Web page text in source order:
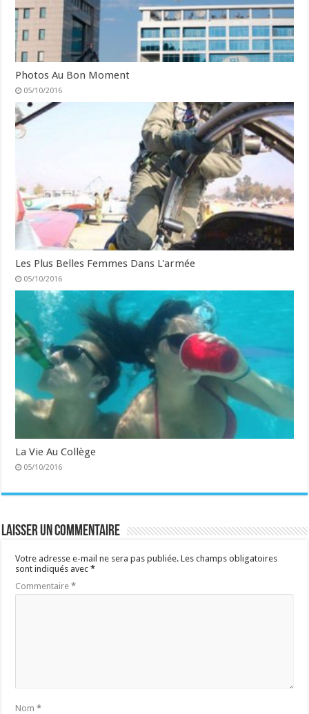
Photos Au Bon Moment
05/10/2016
Les Plus Belles Femmes Dans L'armée
05/10/2016
La Vie Au Collège
05/10/2016
Laisser un commentaire
Votre adresse e-mail ne sera pas publiée. Les champs obligatoires
sont indiqués avec*
Commentaire*
Nom*